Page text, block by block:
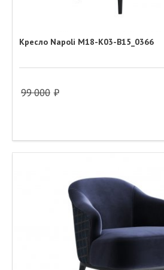
Кресло Napoli M18-K03-B15_0366
99 000